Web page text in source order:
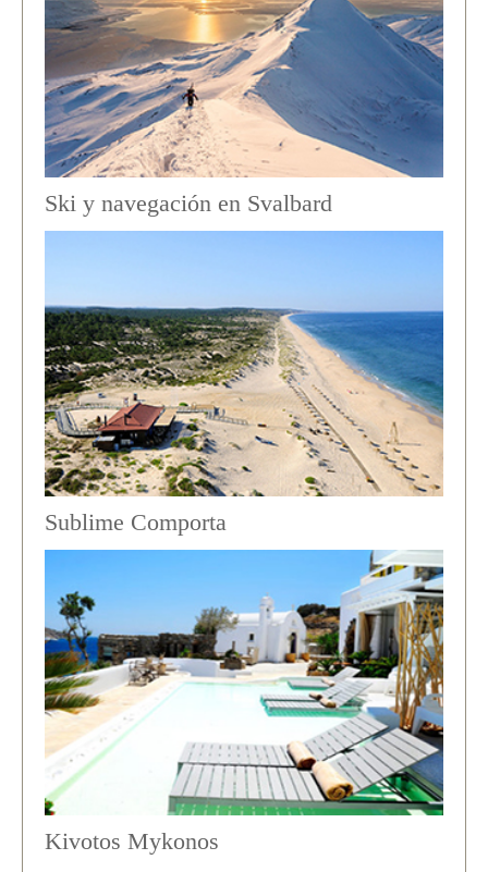
Ski y navegación en Svalbard
Sublime Comporta
Kivotos Mykonos